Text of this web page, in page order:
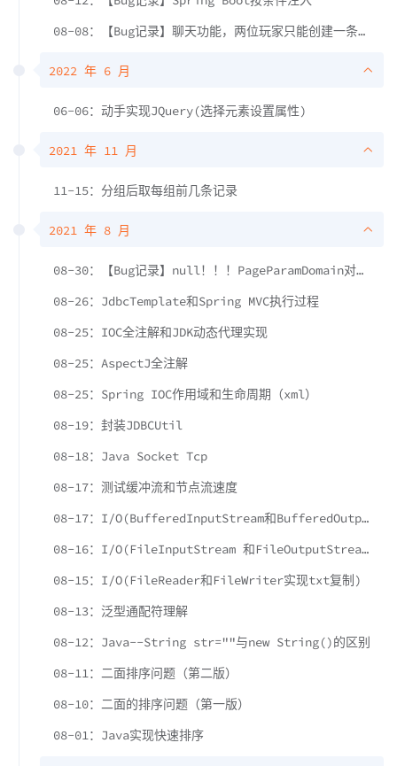
08-08：【Bug记录】聊天功能，两位玩家只能创建一条会话
2022 年 6 月
06-06：动手实现JQuery(选择元素设置属性)
2021 年 11 月
11-15：分组后取每组前几条记录
2021 年 8 月
08-30：【Bug记录】null！！！PageParamDomain对象是null。
08-26：JdbcTemplate和Spring MVC执行过程
08-25：IOC全注解和JDK动态代理实现
08-25：AspectJ全注解
08-25：Spring IOC作用域和生命周期（xml）
08-19：封装JDBCUtil
08-18：Java Socket Tcp
08-17：测试缓冲流和节点流速度
08-17：I/O(BufferedInputStream和BufferedOutputStream实现非文本文件的复制)
08-16：I/O(FileInputStream 和FileOutputStream实现图片复制)
08-15：I/O(FileReader和FileWriter实现txt复制)
08-13：泛型通配符理解
08-12：Java--String str=""与new String()的区别
08-11：二面排序问题（第二版）
08-10：二面的排序问题（第一版）
08-01：Java实现快速排序